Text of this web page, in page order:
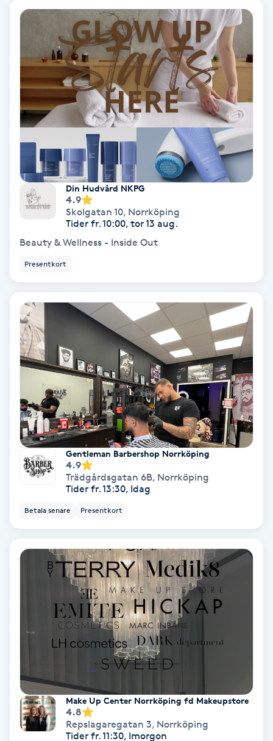
Damklippning
Diamantslipning
Enzympeeling
Extensions
Extensions borttagning
Eyeliner-tatuering
Face framing
Faceliftmassage
Fet hårbotten
Fettreducering
Fibromassage
Fillers
Fotmassage
Fotvård
Fransborttagning
Fransförlängning
Fransförlängning Megavolym
permanent hårborttagning med mera. Varmt
välkomna in till vår familjära skönhetssalong för en
kostnadsfri konsultation! Bästa hälsningar, Najats
Skönhetssalong.
Din Hudvård NKPG
4.9
Skolgatan 10, Norrköping
Tider fr. 10:00, tor 13 aug.
Beauty & Wellness - Inside Out
Presentkort
Gentleman Barbershop Norrköping
4.9
Trädgårdsgatan 6B, Norrköping
Tider fr. 13:30, Idag
Betala senare Presentkort
Make Up Center Norrköping fd Makeupstore
4.8
Repslagaregatan 3, Norrköping
Tider fr. 11:30, Imorgon